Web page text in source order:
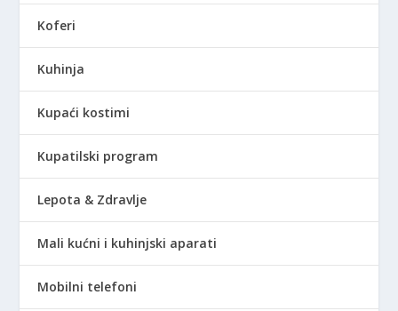
Koferi
Kuhinja
Kupaći kostimi
Kupatilski program
Lepota & Zdravlje
Mali kućni i kuhinjski aparati
Mobilni telefoni